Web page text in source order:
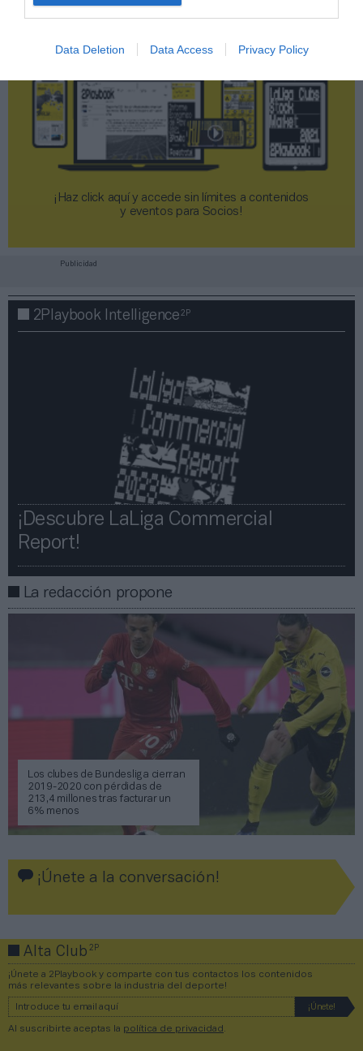
Data Deletion Data Access Privacy Policy
¡Haz click aquí y accede sin límites a contenidos
y eventos para Socios!​​​​​​​
Publicidad
2Playbook Intelligence2P
¡Descubre LaLiga Commercial
Report!​​
La redacción propone
Los clubes de Bundesliga cierran
2019-2020 con pérdidas de
213,4 millones tras facturar un
6% menos
¡Únete a la conversación!
Alta Club2P
¡Únete a 2Playbook y comparte con tus contactos los contenidos
más relevantes sobre la industria del deporte!
Al suscribirte aceptas la política de privacidad